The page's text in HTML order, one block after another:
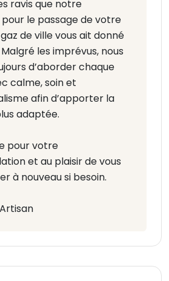
ravis que notre
le passage de votre
de ville vous ait donné
les imprévus, nous
d’aborder chaque
calme, soin et
afin d’apporter la
adaptée.
pour votre
et au plaisir de vous
à nouveau si besoin.